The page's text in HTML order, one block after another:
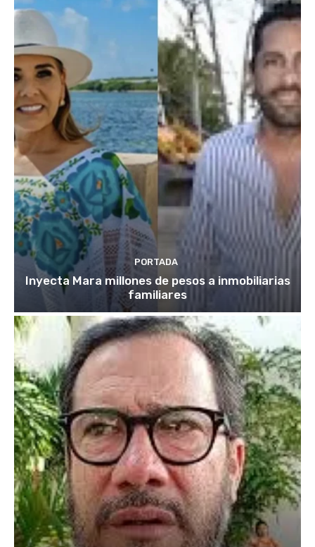
PORTADA
Inyecta Mara millones de pesos a inmobiliarias
familiares